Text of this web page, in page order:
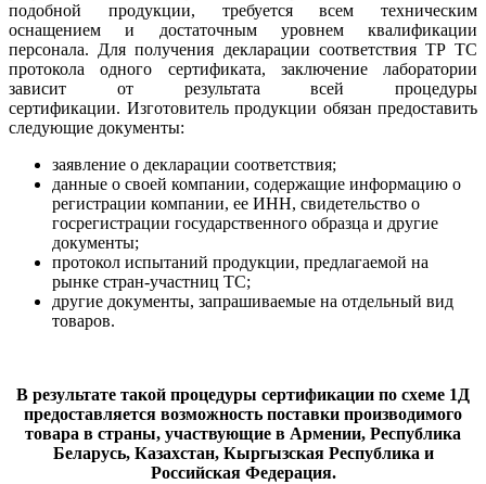
подобной продукции, требуется всем техническим
оснащением и достаточным уровнем квалификации
персонала. Для получения декларации соответствия ТР ТС
протокола одного сертификата, заключение лаборатории
зависит от результата всей процедуры
сертификации. Изготовитель продукции обязан предоставить
следующие документы:
заявление о декларации соответствия;
данные о своей компании, содержащие информацию о
регистрации компании, ее ИНН, свидетельство о
госрегистрации государственного образца и другие
документы;
протокол испытаний продукции, предлагаемой на
рынке стран-участниц ТС;
другие документы, запрашиваемые на отдельный вид
товаров.
В результате такой процедуры сертификации по схеме 1Д
предоставляется возможность поставки производимого
товара в страны, участвующие в Армении, Республика
Беларусь, Казахстан, Кыргызская Республика и
Российская Федерация.